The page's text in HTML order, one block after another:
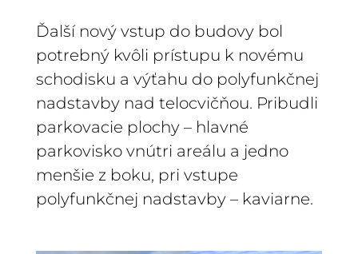
Ďalší nový vstup do budovy bol
potrebný kvôli prístupu k novému
schodisku a výťahu do polyfunkčnej
nadstavby nad telocvičňou. Pribudli
parkovacie plochy – hlavné
parkovisko vnútri areálu a jedno
menšie z boku, pri vstupe
polyfunkčnej nadstavby – kaviarne.